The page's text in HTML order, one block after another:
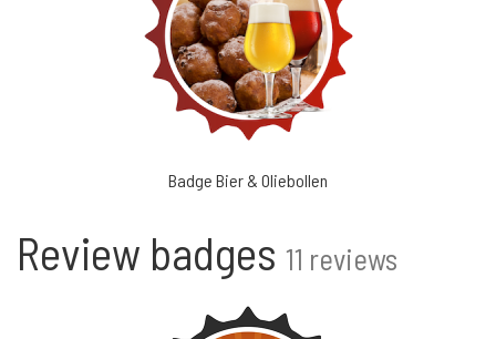
Badge Bier & Oliebollen
Review badges 11 reviews